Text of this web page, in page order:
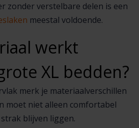
zonder verstelbare delen is een
meestal voldoende.
werkt
XL bedden?
merk je materiaalverschillen
moet niet alleen comfortabel
blijven liggen.